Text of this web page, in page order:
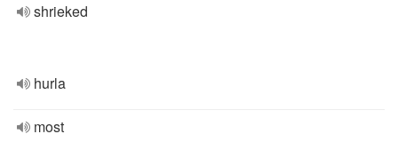
shrieked
hurla
most